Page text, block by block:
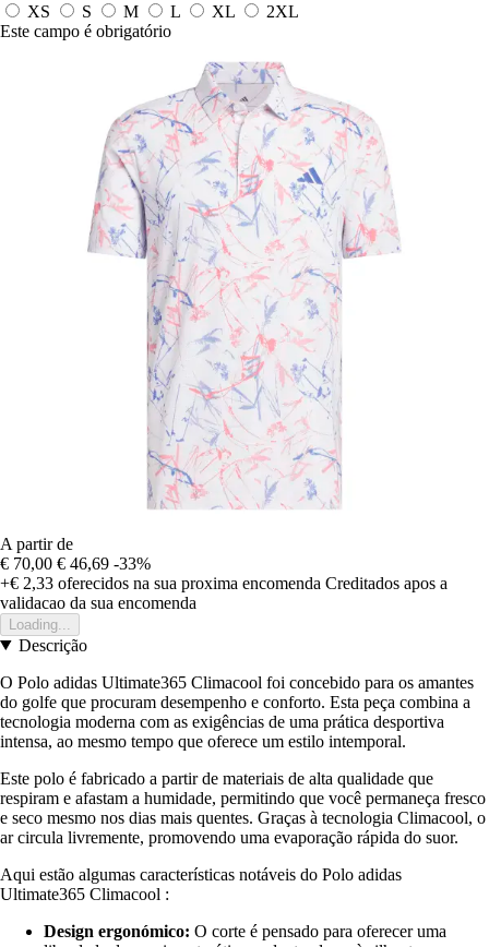
XS
S M L XL
2XL
Este campo é obrigatório
A partir de
€ 70,00 € 46,69 -33%
+€ 2,33 oferecidos na sua proxima encomenda Creditados apos a
validacao da sua encomenda
Loading...
Descrição
O Polo adidas Ultimate365 Climacool foi concebido para os amantes
do golfe que procuram desempenho e conforto. Esta peça combina a
tecnologia moderna com as exigências de uma prática desportiva
intensa, ao mesmo tempo que oferece um estilo intemporal.
Este polo é fabricado a partir de materiais de alta qualidade que
respiram e afastam a humidade, permitindo que você permaneça fresco
e seco mesmo nos dias mais quentes. Graças à tecnologia Climacool, o
ar circula livremente, promovendo uma evaporação rápida do suor.
Aqui estão algumas características notáveis do Polo adidas
Ultimate365 Climacool :
Design ergonómico: O corte é pensado para oferecer uma